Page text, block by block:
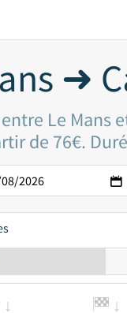
➜
Le Mans
de 76€.